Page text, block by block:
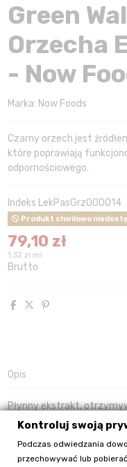
Green
Orzecha
- Now
Marka: Now Foods
Czarny orzech jest
które poprawiają
odpornościowego.
Indeks LekPasGrz000014
Produkt chwilowo
79,10 zł
1,32 zł ml
Brutto
Opis
Płynny ekstrakt,
piołunu oraz pączków
SKŁADNIKI:
Kontroluj swoją
Podczas odwiedzania
przechowywać lub